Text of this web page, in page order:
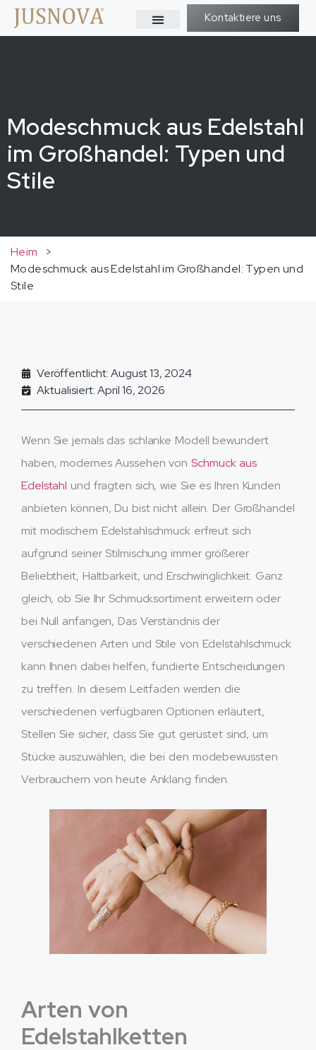
Kontaktiere uns
Modeschmuck aus Edelstahl
im Großhandel: Typen und
Stile
Heim
>
Modeschmuck aus Edelstahl im Großhandel: Typen und
Stile
Veröffentlicht: August 13, 2024
Aktualisiert: April 16, 2026
Wenn Sie jemals das schlanke Modell bewundert
haben, modernes Aussehen vonSchmuck aus
Edelstahl und fragten sich, wie Sie es Ihren Kunden
anbieten können, Du bist nicht allein. Der Großhandel
mit modischem Edelstahlschmuck erfreut sich
aufgrund seiner Stilmischung immer größerer
Beliebtheit, Haltbarkeit, und Erschwinglichkeit. Ganz
gleich, ob Sie Ihr Schmucksortiment erweitern oder
bei Null anfangen, Das Verständnis der
verschiedenen Arten und Stile von Edelstahlschmuck
kann Ihnen dabei helfen, fundierte Entscheidungen
zu treffen. In diesem Leitfaden werden die
verschiedenen verfügbaren Optionen erläutert,
Stellen Sie sicher, dass Sie gut gerüstet sind, um
Stücke auszuwählen, die bei den modebewussten
Verbrauchern von heute Anklang finden.
Arten von
Edelstahlketten